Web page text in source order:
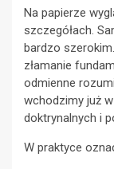
Na papierze
szczegółach.
bardzo
złamanie
odmienne
wchodzimy już
doktrynalnych i
W praktyce